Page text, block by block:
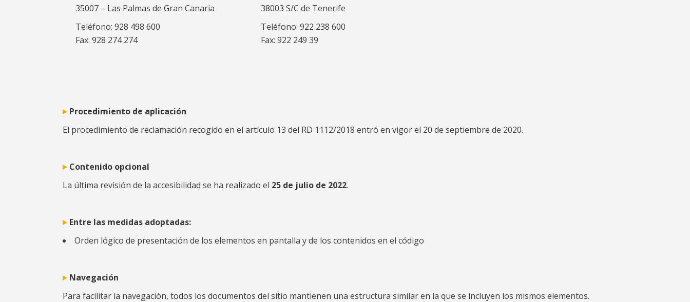
35007 – Las Palmas de Gran Canaria
Teléfono: 928 498 600
Fax: 928 274 274
38003 S/C de Tenerife
Teléfono: 922 238 600
Fax: 922 249 39
Procedimiento de aplicación
El procedimiento de reclamación recogido en el artículo 13 del RD 1112/2018 entró en vigor el 20 de septiembre de 2020.
Contenido opcional
La última revisión de la accesibilidad se ha realizado el 25 de julio de 2022.
Entre las medidas adoptadas:
Orden lógico de presentación de los elementos en pantalla y de los contenidos en el código
Navegación
Para facilitar la navegación, todos los documentos del sitio mantienen una estructura similar en la que se incluyen los mismos elementos.